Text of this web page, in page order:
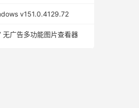
v151.0.4129.72
广告多功能图片查看器